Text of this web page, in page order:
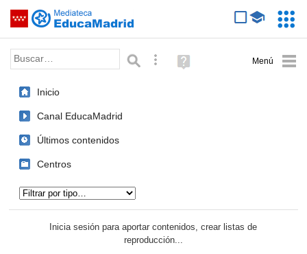
Saltar navegación
Palabra o frase: Búsqueda avanzada
Ayuda
(en
Inicio
Canal EducaMadrid
Últimos contenidos
Centros
Inicia sesión para aportar contenidos, crear listas de
reproducción...